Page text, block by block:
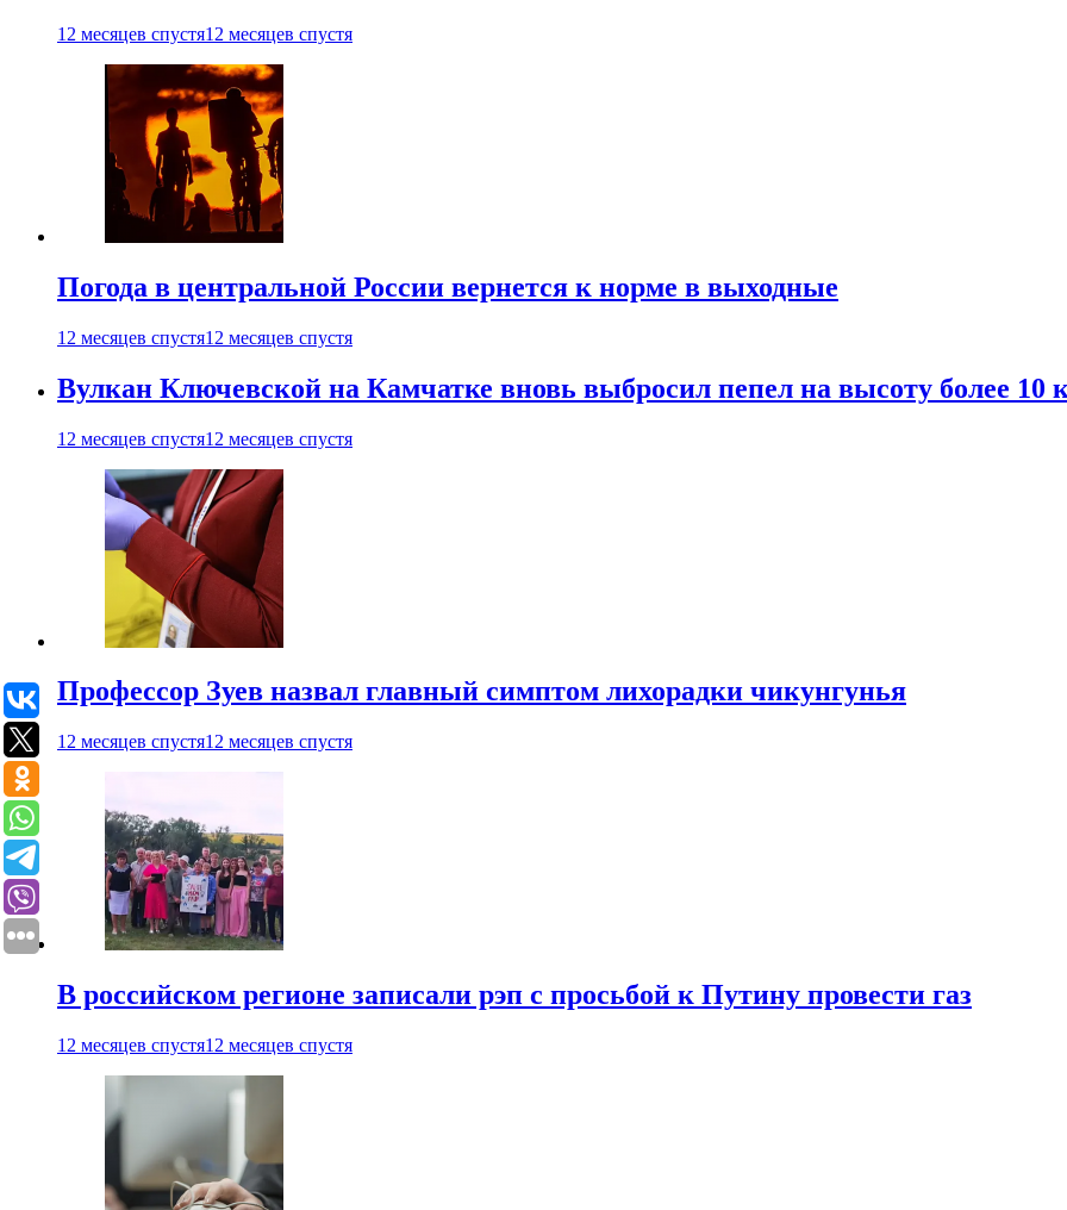
12 месяцев спустя12 месяцев спустя
Погода в центральной России вернется к норме в выходные
12 месяцев спустя12 месяцев спустя
Вулкан Ключевской на Камчатке вновь выбросил пепел на высоту более 10
12 месяцев спустя12 месяцев спустя
Профессор Зуев назвал главный симптом лихорадки чикунгунья
12 месяцев спустя12 месяцев спустя
В российском регионе записали рэп с просьбой к Путину провести газ
12 месяцев спустя12 месяцев спустя